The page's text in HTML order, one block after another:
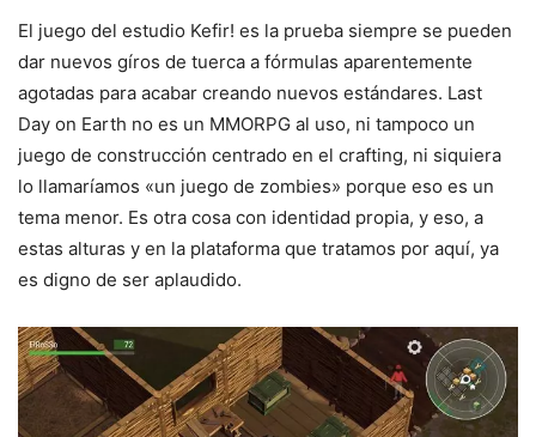
El juego del estudio Kefir! es la prueba siempre se pueden
dar nuevos gíros de tuerca a fórmulas aparentemente
agotadas para acabar creando nuevos estándares. Last
Day on Earth no es un MMORPG al uso, ni tampoco un
juego de construcción centrado en el crafting, ni siquiera
lo llamaríamos «un juego de zombies» porque eso es un
tema menor. Es otra cosa con identidad propia, y eso, a
estas alturas y en la plataforma que tratamos por aquí, ya
es digno de ser aplaudido.